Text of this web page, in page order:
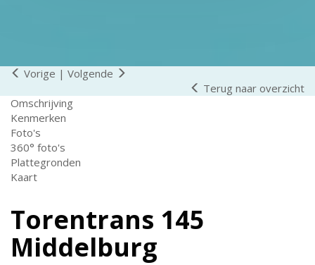
Vorige | Volgende
Terug naar overzicht
Omschrijving
Kenmerken
Foto's
360° foto's
Plattegronden
Kaart
Torentrans 145
Middelburg